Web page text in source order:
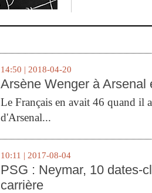
14:50 | 2018-04-20
Arsène Wenger à Arsenal
Le Français en avait 46 quand il
d'Arsenal...
10:11 | 2017-08-04
PSG : Neymar, 10 dates-
carrière